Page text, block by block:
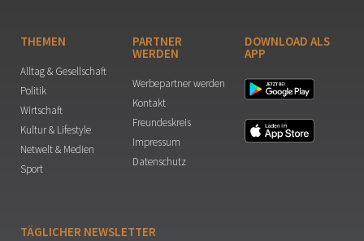
THEMEN
Alltag & Gesellschaft
Politik
Wirtschaft
Kultur & Lifestyle
Netwelt & Medien
Sport
PARTNER
WERDEN
Werbepartner werden
Kontakt
Freundeskreis
Impressum
Datenschutz
DOWNLOAD ALS
APP
TÄGLICHER NEWSLETTER